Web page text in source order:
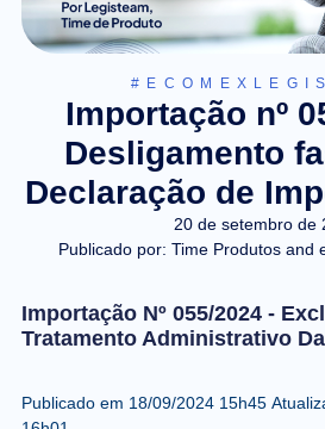
Importação nº
Desligamento
Declaração de
20 de setembro de
Publicado por: Time Produtos and
Importação Nº 055/2024 -
Tratamento Administrativo
Publicado em 18/09/2024 15h45